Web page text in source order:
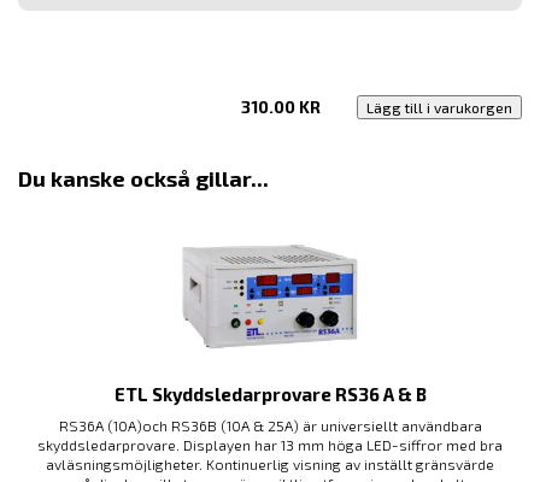
post
310.00 KR Lägg till i varukorgen
Du kanske också gillar...
ETL Skyddsledarprovare RS36 A & B
RS36A (10A)och RS36B (10A & 25A) är universiellt användbara
skyddsledarprovare. Displayen har 13 mm höga LED-siffror med bra
avläsningsmöjligheter. Kontinuerlig visning av inställt gränsvärde